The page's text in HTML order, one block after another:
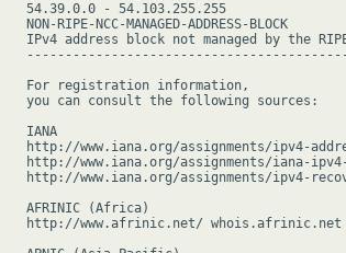
54.39.0.0 - 54.103.255.255
RIPE-NCC-MANAGED-ADDRESS-BLOCK
address block not managed by the RIPE
For registration information,
you can consult the following sources:
IANA
http://www.iana.org/assignments/ipv4-
http://www.iana.org/assignments/iana-
http://www.iana.org/assignments/ipv4-
AFRINIC (Africa)
http://www.afrinic.net/ whois.afrinic.net